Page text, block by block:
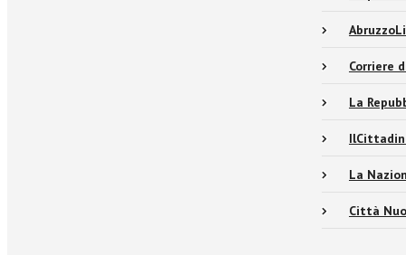
Corriere
La
La
Città